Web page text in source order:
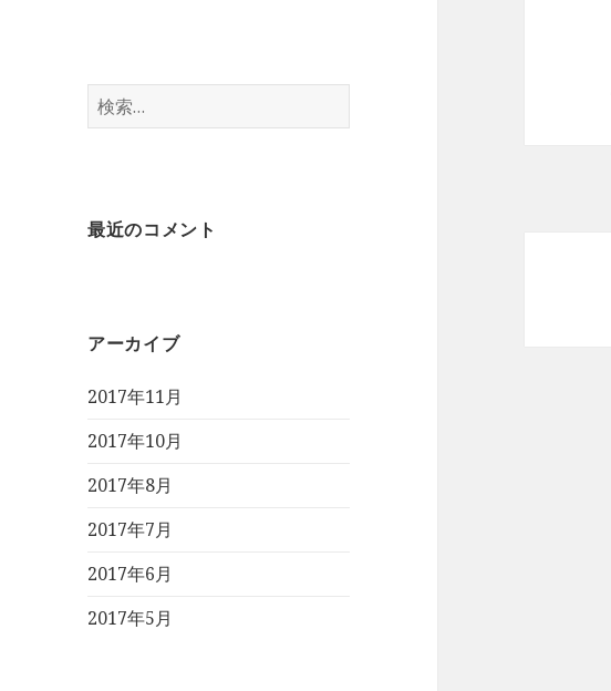
検
索
最近のコメント
アーカイブ
2017年11月
2017年10月
2017年8月
2017年7月
2017年6月
2017年5月